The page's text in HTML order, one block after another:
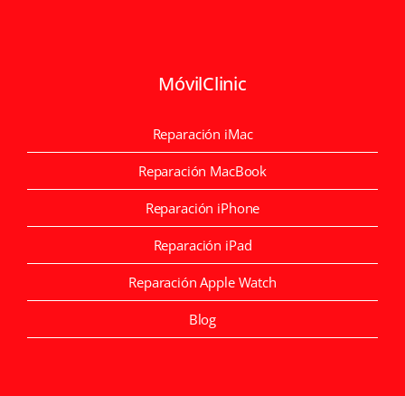
MóvilClinic
Reparación iMac
Reparación MacBook
Reparación iPhone
Reparación iPad
Reparación Apple Watch
Blog